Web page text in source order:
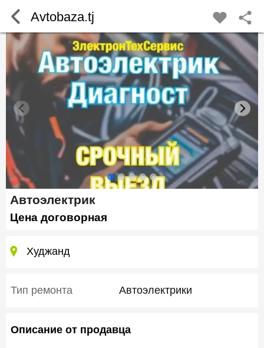
Автоэлектрик
Цена договорная
Худжанд
Тип ремонта Автоэлектрики
Описание от продавца
Avtobaza.tj